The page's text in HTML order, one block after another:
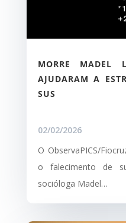
MORRE MADEL
AJUDARAM A
SUS
02/02/2026
O ObservaPICS/
o falecimento de
socióloga Madel…